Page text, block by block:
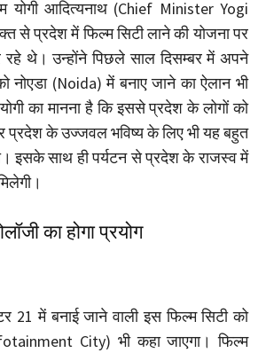
योगी आदित्यनाथ (Chief Minister Yogi
से प्रदेश में फिल्म सिटी लाने की योजना पर
रहे थे। उन्होंने पिछले साल दिसम्बर में अपने
नोएडा (Noida) में बनाए जाने का ऐलान भी
का मानना है कि इससे प्रदेश के लोगों को
प्रदेश के उज्जवल भविष्य के लिए भी यह बहुत
इसके साथ ही पर्यटन से प्रदेश के राजस्व में
का होगा प्रयोग
21 में बनाई जाने वाली इस फिल्म सिटी को
City) भी कहा जाएगा। फिल्म